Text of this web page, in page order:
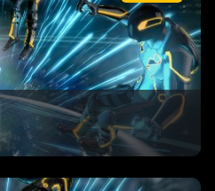
auf Free Parking mehr als